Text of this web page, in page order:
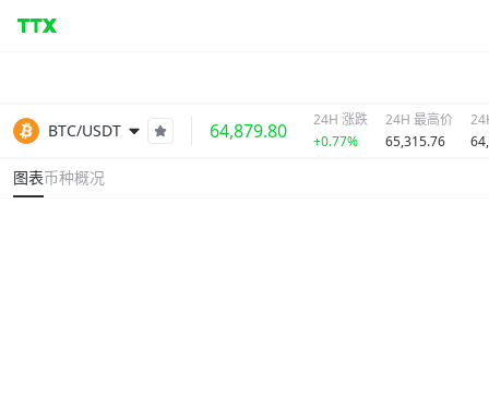
BTC/USDT 64,879.80
24H 涨跌
+0.77%
24H 最高价
65,315.76
图表币种概况